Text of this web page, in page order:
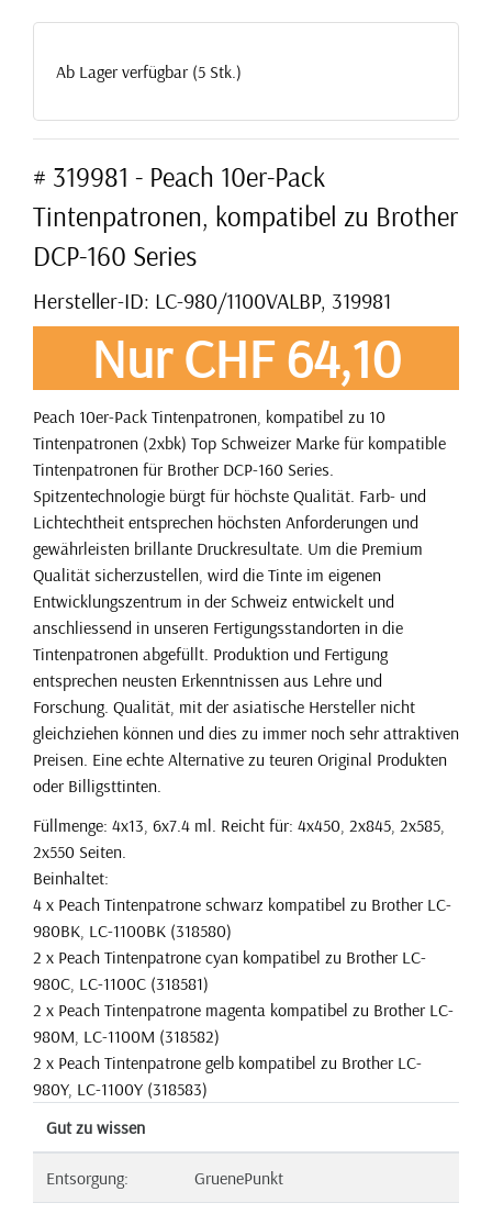
Ab Lager verfügbar (5 Stk.)
# 319981 - Peach 10er-Pack
Tintenpatronen, kompatibel zu Brother
DCP-160 Series
Hersteller-ID: LC-980/1100VALBP, 319981
Nur CHF 64,10
Peach 10er-Pack Tintenpatronen, kompatibel zu 10
Tintenpatronen (2xbk) Top Schweizer Marke für kompatible
Tintenpatronen für Brother DCP-160 Series.
Spitzentechnologie bürgt für höchste Qualität. Farb- und
Lichtechtheit entsprechen höchsten Anforderungen und
gewährleisten brillante Druckresultate. Um die Premium
Qualität sicherzustellen, wird die Tinte im eigenen
Entwicklungszentrum in der Schweiz entwickelt und
anschliessend in unseren Fertigungsstandorten in die
Tintenpatronen abgefüllt. Produktion und Fertigung
entsprechen neusten Erkenntnissen aus Lehre und
Forschung. Qualität, mit der asiatische Hersteller nicht
gleichziehen können und dies zu immer noch sehr attraktiven
Preisen. Eine echte Alternative zu teuren Original Produkten
oder Billigsttinten.
Füllmenge: 4x13, 6x7.4 ml. Reicht für: 4x450, 2x845, 2x585,
2x550 Seiten.
Beinhaltet:
4 x Peach Tintenpatrone schwarz kompatibel zu Brother LC-
980BK, LC-1100BK (318580)
2 x Peach Tintenpatrone cyan kompatibel zu Brother LC-
980C, LC-1100C (318581)
2 x Peach Tintenpatrone magenta kompatibel zu Brother LC-
980M, LC-1100M (318582)
2 x Peach Tintenpatrone gelb kompatibel zu Brother LC-
980Y, LC-1100Y (318583)
Gut zu wissen
Entsorgung: GruenePunkt